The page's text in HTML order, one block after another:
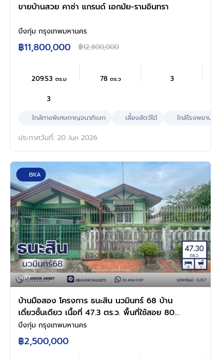
ขายบ้านสวย คาซ่า แกรนด์ เอกมัย-รามอินทรา
บึงกุ่ม กรุงเทพมหานคร
฿11,800,000 ฿12,800,000
209.53 ตร.ม 78 ตร.ว 3
3
ใกล้ทางพิเศษกาญจนาภิเษก
เลี้ยงสัตว์ได้ ใกล้โรงพยาบาล
ประกาศวันที่: 20 Jun 2026
BKA
ดูแล้ว
บ้านมือสอง โครงการ ธนะสิน นวมินทร์ 68 บ้าน
เดี่ยวชั้นเดียว เนื้อที่ 47.3 ตร.ว. พื้นที่ใช้สอย 80
ตร.ม. 2 ห้องนอน 1 ห้องน้ำ จอดรถ 1 คัน ทำเลนว
มินทร์ ใกล้ถนนประเสริฐมนูกิจ ใกล้แฟชั่นไอส์แลนด์
รพ.สินแพทย์ และรถไฟฟ้าสายสีชมพู สถานี
บึงกุ่ม กรุงเทพมหานคร
฿2,500,000